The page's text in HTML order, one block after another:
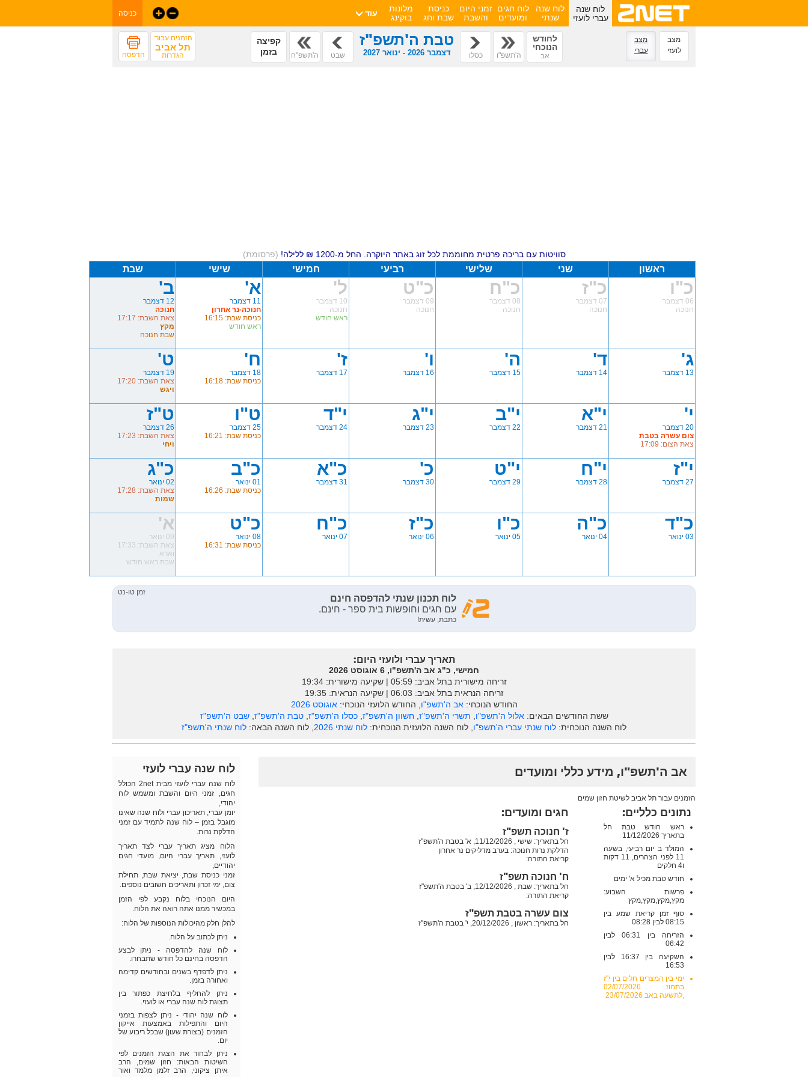
לוח שנה
עברי לועזי
לוח שנה
שנתי
לוח חגים
ומועדים
זמני היום
והשבת
כניסת
שבת וחג
מלונות
בוקינג
עוד כניסה
מצב
לועזי
מצב
עברי
הזמנים עבור:
תל אביב
הגדרות הדפסה
לחודש
הנוכחי
אב ה'תשפ"ו כסלו
טבת ה'תשפ"ז
דצמבר2026 - ינואר2027 שבט ה'תשפ"ח
קפיצה
בזמן
סוויטות עם בריכה פרטית מחוממת לכל זוג באתר היוקרה. החל מ-1200 ₪ ללילה! (פרסומת)
ראשון שני שלישי רביעי חמישי שישי שבת
כ"ו
06 דצמבר
חנוכה
כ"ז
07 דצמבר
חנוכה
כ"ח
08 דצמבר
חנוכה
כ"ט
09 דצמבר
חנוכה
ל'
10 דצמבר
חנוכה
ראש חודש
א'
11 דצמבר
חנוכה-נר אחרון
כניסת שבת: 16:15
ראש חודש
ב'
12 דצמבר
חנוכה
צאת השבת: 17:17
מקץ
שבת חנוכה
ג'
13 דצמבר
ד'
14 דצמבר
ה'
15 דצמבר
ו'
16 דצמבר
ז'
17 דצמבר
ח'
18 דצמבר
כניסת שבת: 16:18
ט'
19 דצמבר
צאת השבת: 17:20
ויגש
י'
20 דצמבר
צום עשרה בטבת
צאת הצום: 17:09
י"א
21 דצמבר
י"ב
22 דצמבר
י"ג
23 דצמבר
י"ד
24 דצמבר
ט"ו
25 דצמבר
כניסת שבת: 16:21
ט"ז
26 דצמבר
צאת השבת: 17:23
ויחי
י"ז
27 דצמבר
י"ח
28 דצמבר
י"ט
29 דצמבר
כ'
30 דצמבר
כ"א
31 דצמבר
כ"ב
01 ינואר
כניסת שבת: 16:26
כ"ג
02 ינואר
צאת השבת: 17:28
שמות
כ"ד
03 ינואר
כ"ה
04 ינואר
כ"ו
05 ינואר
כ"ז
06 ינואר
כ"ח
07 ינואר
כ"ט
08 ינואר
כניסת שבת: 16:31
א'
09 ינואר
צאת השבת: 17:33
וארא
שבת ראש חודש
תאריך עברי ולועזי היום:
חמישי, כ"ג אב ה'תשפ"ו, 6 אוגוסט 2026
זריחה מישורית בתל אביב: ‎05:59 | שקיעה מישורית: 19:34
זריחה הנראית בתל אביב: ‎06:03 | שקיעה הנראית: 19:35
החודש הנוכחי:אב ה'תשפ"ו , החודש הלועזי הנוכחי:אוגוסט 2026
ששת החודשים הבאים:אלול ה'תשפ"ו תשרי ה'תשפ"ז חשוון ה'תשפ"ז ,כסלו ה'תשפ"ז ,טבת ה'תשפ"ז ,שבט ה'תשפ"ז
לוח השנה הנוכחית: לוח שנתי עברי ה'תשפ"ו , לוח השנה הלועזית הנוכחית: לוח שנתי 2026 , לוח השנה הבאה: לוח שנתי ה'תשפ"ז
אב ה'תשפ"ו, מידע כללי ומועדים
הזמנים עבור תל אביב לשיטת חזון שמים
נתונים כלליים:
ראש חודש טבת חל
בתאריך 11/12/2026
המולד ב יום רביעי, בשעה
11 לפני הצהרים, 11 דקות
ו4 חלקים
חודש טבת מכיל א' ימים
פרשות השבוע:
מקץ,מקץ,מקץ,מקץ
סוף זמן קריאת שמע בין
08:15 לבין 08:28
הזריחה בין 06:31 לבין
06:42
השקיעה בין 16:37 לבין
16:53
ימי בין המצרים חלים בין י"ז
בתמוז 02/07/2026
,לתשעה באב 23/07/2026
חגים ומועדים:
ז' חנוכה תשפ"ז
חל בתאריך: שישי , 11/12/2026, א' בטבת ה'תשפ"ז
הדלקת נרות חנוכה: בערב מדליקים נר אחרון
קריאת התורה:
ח' חנוכה תשפ"ז
חל בתאריך: שבת , 12/12/2026, ב' בטבת ה'תשפ"ז
קריאת התורה:
צום עשרה בטבת תשפ"ז
חל בתאריך: ראשון , 20/12/2026, י' בטבת ה'תשפ"ז
לוח שנה עברי לועזי
לוח שנה עברי לועזי מבית 2net הכולל
חגים, זמני היום והשבת ומשמש לוח
יהודי,
יומן עברי, תאריכון עברי ולוח שנה שאינו
מוגבל בזמן – לוח שנה לתמיד עם זמני
הדלקת נרות.
הלוח מציג תאריך עברי לצד תאריך
לועזי, תאריך עברי היום, מועדי חגים
יהודיים,
זמני כניסת שבת, יציאת שבת, תחילת
צום, ימי זכרון ותאריכים חשובים נוספים.
היום הנוכחי בלוח נקבע לפי הזמן
במכשיר ממנו אתה רואה את הלוח.
להלן חלק מהיכולות הנוספות של הלוח:
ניתן לכתוב על הלוח.
לוח שנה להדפסה - ניתן לבצע
הדפסה בחינם כל חודש שתבחרו.
ניתן לדפדף בשנים ובחודשים קדימה
ואחורה בזמן.
ניתן להחליף בלחיצת כפתור בין
תצוגת לוח שנה עברי או לועזי.
לוח שנה יהודי - ניתן לצפות בזמני
היום והתפילות באמצעות אייקון
הזמנים (בצורת שעון) שבכל ריבוע של
יום.
ניתן לבחור את הצגת הזמנים לפי
השיטות הבאות: חזון שמים, הרב
איתן ציקוני, הרב זלמן מלמד ואור